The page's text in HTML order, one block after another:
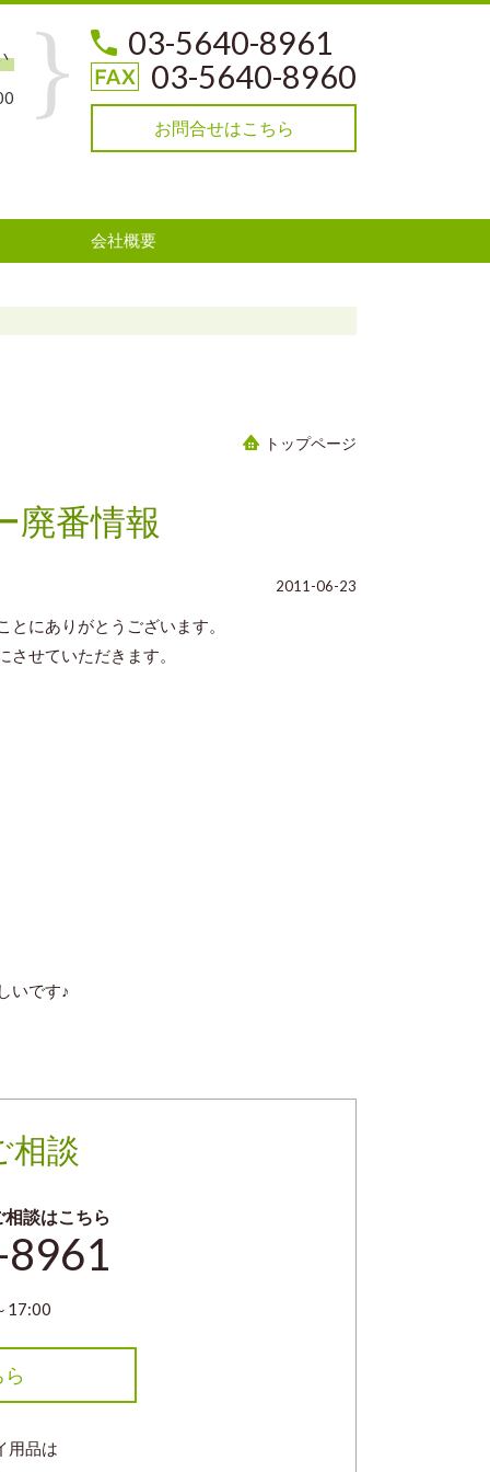
03-5640-8961
03-5640-8960
お問合せはこちら
会社概要
トップページ
廃番情報
2011-06-23
にありがとうございます。
せていただきます。
いです♪
相談
談はこちら
17:00
用品は